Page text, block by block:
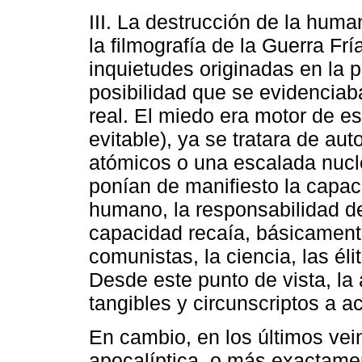
III. La destrucción de la
la filmografía de la Guerra
inquietudes originadas en la
posibilidad que se
real. El miedo era motor de
evitable), ya se tratara de
atómicos o una escalada
ponían de manifiesto la
humano, la responsabilidad
capacidad recaía,
comunistas, la ciencia, las
Desde este punto de vista,
tangibles y circunscriptos a
En cambio, en los últimos